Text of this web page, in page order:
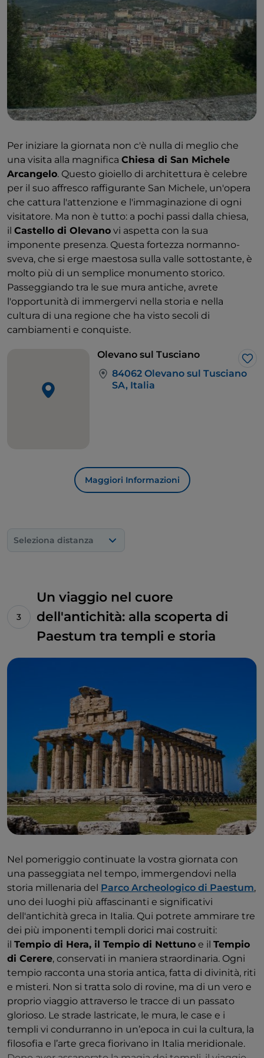
perfetto punto di partenza per ammirare la fusione
tra antico e moderno che caratterizza Salerno. Da qui,
potrete raggiungere laStazione Marittimaun’opera
di architettura contemporanea firmata dall’architetto
Zaha Hadid. La sua forma sinuosa, che richiama
quella di un'onda o di una creatura marina,
rappresenta un affascinante contrasto con la storia
millenaria della città, simbolo di una Salerno che
guarda al futuro senza dimenticare il suo glorioso
Per iniziare la giornata non c'è nulla di meglio che
una visita alla magnifica Chiesa di San Michele
Arcangelo. Questo gioiello di architettura è celebre
per il suo affresco raffigurante San Michele, un'opera
che cattura l'attenzione e l'immaginazione di ogni
visitatore. Ma non è tutto: a pochi passi dalla chiesa,
il Castello di Olevano vi aspetta con la sua
imponente presenza. Questa fortezza normanno-
sveva, che si erge maestosa sulla valle sottostante, è
molto più di un semplice monumento storico.
Passeggiando tra le sue mura antiche, avrete
l'opportunità di immergervi nella storia e nella
cultura di una regione che ha visto secoli di
cambiamenti e conquiste.
Olevano sul Tusciano
84062 Olevano sul Tusciano
SA, Italia
Maggiori Informazioni
Seleziona distanza
Un viaggio nel cuore
dell'antichità: alla scoperta di
Paestum tra templi e storia
Nel pomeriggio continuate la vostra giornata con
una passeggiata nel tempo, immergendovi nella
storia millenaria del Parco Archeologico di Paestum,
uno dei luoghi più affascinanti e significativi
dell'antichità greca in Italia. Qui potrete ammirare tre
dei più imponenti templi dorici mai costruiti:
il Tempio di Hera, il Tempio di Nettuno e il Tempio
di Cerere, conservati in maniera straordinaria. Ogni
tempio racconta una storia antica, fatta di divinità, riti
e misteri. Non si tratta solo di rovine, ma di un vero e
proprio viaggio attraverso le tracce di un passato
glorioso. Le strade lastricate, le mura, le case e i
templi vi condurranno in un’epoca in cui la cultura, la
filosofia e l’arte greca fiorivano in Italia meridionale.